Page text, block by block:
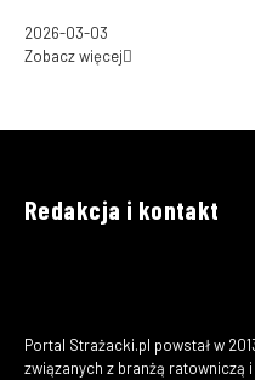
2026-03-03
Zobacz więcej
Redakcja i kontakt
Portal Strażacki.pl powstał w
związanych z branżą ratowniczą